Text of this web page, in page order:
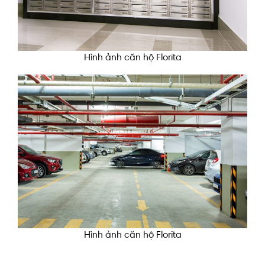
Hình ảnh căn hộ Florita
Hình ảnh căn hộ Florita